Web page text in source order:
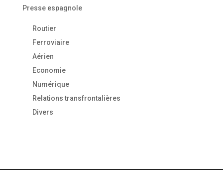
Presse espagnole
Routier
Ferroviaire
Aérien
Economie
Numérique
Relations transfrontalières
Divers